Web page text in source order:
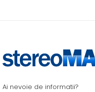
Ai nevoie de informatii?